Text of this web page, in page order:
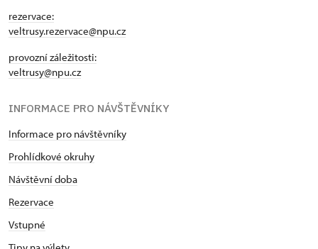
rezervace:
veltrusy.rezervace@npu.cz
provozní záležitosti:
veltrusy@npu.cz
INFORMACE PRO NÁVŠTĚVNÍKY
Informace pro návštěvníky
Prohlídkové okruhy
Návštěvní doba
Rezervace
Vstupné